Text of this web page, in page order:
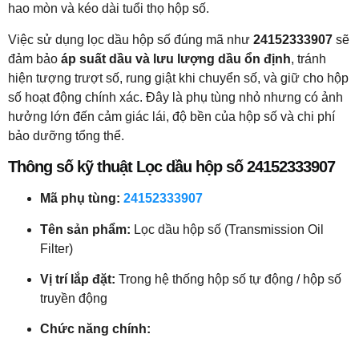
hao mòn và kéo dài tuổi thọ hộp số.
Việc sử dụng lọc dầu hộp số đúng mã như 24152333907 sẽ
đảm bảo áp suất dầu và lưu lượng dầu ổn định, tránh
hiện tượng trượt số, rung giật khi chuyển số, và giữ cho hộp
số hoạt động chính xác. Đây là phụ tùng nhỏ nhưng có ảnh
hưởng lớn đến cảm giác lái, độ bền của hộp số và chi phí
bảo dưỡng tổng thể.
Thông số kỹ thuật Lọc dầu hộp số 24152333907
Mã phụ tùng: 24152333907
Tên sản phẩm: Lọc dầu hộp số (Transmission Oil
Filter)
Vị trí lắp đặt: Trong hệ thống hộp số tự động / hộp số
truyền động
Chức năng chính: